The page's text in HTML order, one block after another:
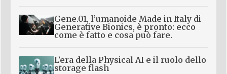
Gene.01, l’umanoide Made in Italy di
Generative Bionics, è pronto: ecco
come è fatto e cosa può fare.
L’era della Physical AI e il ruolo dello
storage flash